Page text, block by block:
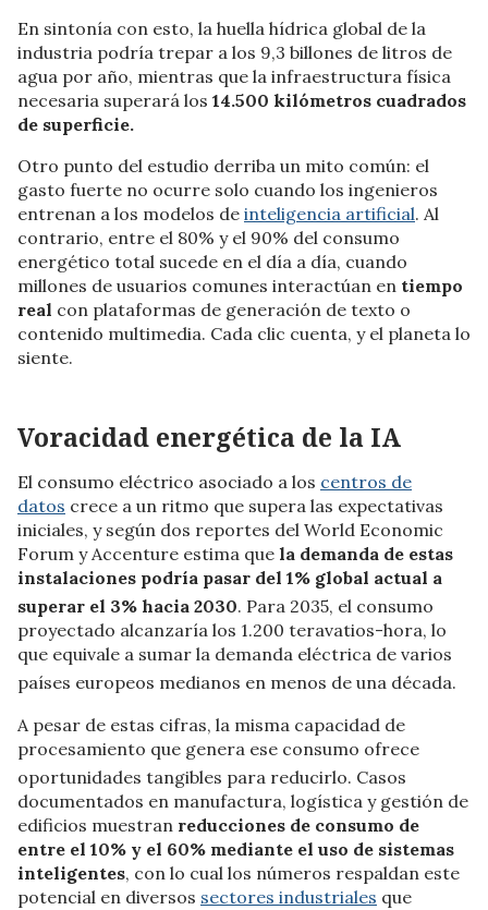
En sintonía con esto, la huella hídrica global de la
industria podría trepar a los 9,3 billones de litros de
agua por año, mientras que la infraestructura física
necesaria superará los 14.500 kilómetros cuadrados
de superficie.
Otro punto del estudio derriba un mito común: el
gasto fuerte no ocurre solo cuando los ingenieros
entrenan a los modelos de inteligencia artificial. Al
contrario, entre el 80% y el 90% del consumo
energético total sucede en el día a día, cuando
millones de usuarios comunes interactúan en tiempo
real con plataformas de generación de texto o
contenido multimedia. Cada clic cuenta, y el planeta lo
siente.
Voracidad energética de la IA
El consumo eléctrico asociado a los centros de
datos crece a un ritmo que supera las expectativas
iniciales, y según dos reportes del World Economic
Forum y Accenture estima que la demanda de estas
instalaciones podría pasar del 1% global actual a
superar el 3% hacia 2030. Para 2035, el consumo
proyectado alcanzaría los 1.200 teravatios-hora, lo
que equivale a sumar la demanda eléctrica de varios
países europeos medianos en menos de una década.
A pesar de estas cifras, la misma capacidad de
procesamiento que genera ese consumo ofrece
oportunidades tangibles para reducirlo. Casos
documentados en manufactura, logística y gestión de
edificios muestran reducciones de consumo de
entre el 10% y el 60% mediante el uso de sistemas
inteligentes, con lo cual los números respaldan este
potencial en diversos sectores industriales que